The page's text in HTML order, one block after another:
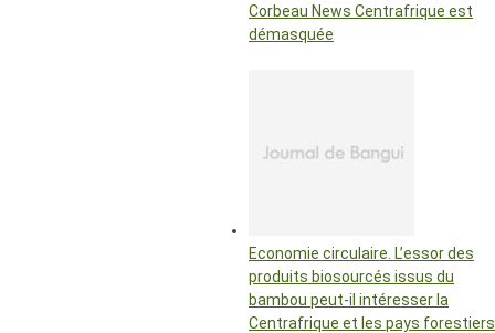
Corbeau News Centrafrique est
démasquée
Economie circulaire. L’essor des
produits biosourcés issus du
bambou peut-il intéresser la
Centrafrique et les pays forestiers